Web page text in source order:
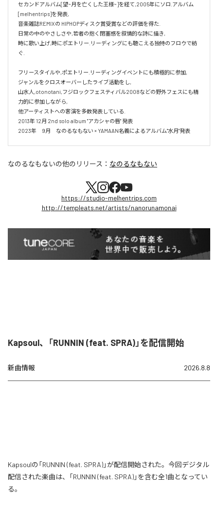
セカンドアルバム[望~月を亡くした王様~]を経て,2005年にソロ.アルバム
[melhentrips]を発表,
音楽雑誌REMIXの HIPHOPディスク賞受賞などの評価を得た.
日常の中のやさしさや,若者の抱く閉塞感を叙情的な詩に描き,
時に歌い上げ,時にポエトリー.リーディングにも聴こえる独特のフロウで紡
ぐ.
フリースタイルや,ポエトリー.リーディングイベントにも積極的に参加,
ジャンルをクロスオーバーしたライブ活動をし,
山水人,otonotani,フジロックフェスティバル2008などの野外フェスにも精
力的に参加しながら,
他アーティストへの客演を多数発表している.
2013年 12月 2nd solo album "アカシャの唇" 発表
2023年　9月　なのるなもない × YAMAAN名義によるアルバム"水月"発表
なのるなもないの他のリリース： なのるなもない
https://studio-melhentrips.com
http://templeats.net/artists/nanorunamonai
Kapsoul、「RUNNIN (feat. SPRA)」を配信開始
新曲情報 2026.8.8
Kapsoulの「RUNNIN (feat. SPRA)」が配信開始された。今回デジタル
配信された楽曲は、「RUNNIN (feat. SPRA)」を含む全1曲となってい
る。